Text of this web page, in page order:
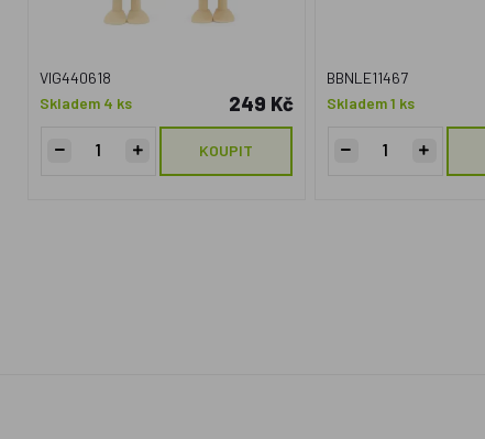
VIG440618
Skladem 4 ks
249 Kč
KOUPIT
BBNLE11467
Skladem 1 ks